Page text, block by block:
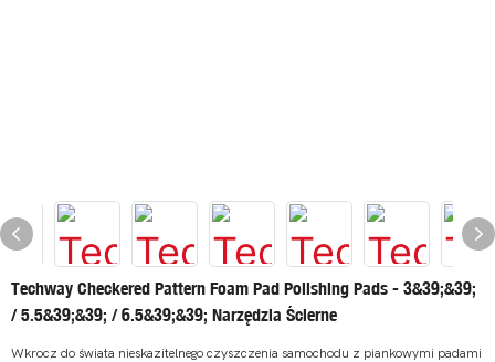
Techway Checkered Pattern Foam Pad Polishing Pads - 3&39;&39;
/ 5.5&39;&39; / 6.5&39;&39; Narzędzia Ścierne
Wkrocz do świata nieskazitelnego czyszczenia samochodu z piankowymi padami